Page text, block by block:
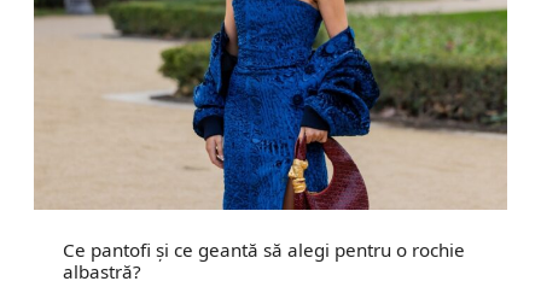
Ce pantofi și ce geantă să alegi pentru o rochie
albastră?